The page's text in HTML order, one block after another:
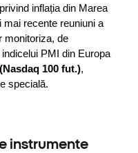
inflația din Marea
mai recente reuniuni a
monitoriza, de
PMI din Europa
(Nasdaq 100 fut.)
specială.
instrumente